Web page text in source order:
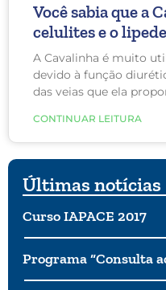
Você sabia que a
celulites e o
A Cavalinha é muito
devido à função
das veias que ela
das mulheres com
CONTINUAR LEITURA
Últimas notícias
Curso IAPACE 2017
Programa “Consulta